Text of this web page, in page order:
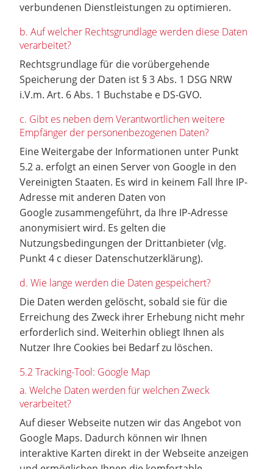
verbundenen Dienstleistungen zu optimieren.
b. Auf welcher Rechtsgrundlage werden diese Daten
verarbeitet?
Rechtsgrundlage für die vorübergehende
Speicherung der Daten ist § 3 Abs. 1 DSG NRW
i.V.m. Art. 6 Abs. 1 Buchstabe e DS-GVO.
c. Gibt es neben dem Verantwortlichen weitere
Empfänger der personenbezogenen Daten?
Eine Weitergabe der Informationen unter Punkt
5.2 a. erfolgt an einen Server von Google in den
Vereinigten Staaten. Es wird in keinem Fall Ihre IP-
Adresse mit anderen Daten von
Google zusammengeführt, da Ihre IP-Adresse
anonymisiert wird. Es gelten die
Nutzungsbedingungen der Drittanbieter (vlg.
Punkt 4 c dieser Datenschutzerklärung).
d. Wie lange werden die Daten gespeichert?
Die Daten werden gelöscht, sobald sie für die
Erreichung des Zweck ihrer Erhebung nicht mehr
erforderlich sind. Weiterhin obliegt Ihnen als
Nutzer Ihre Cookies bei Bedarf zu löschen.
5.2 Tracking-Tool: Google Map
a. Welche Daten werden für welchen Zweck
verarbeitet?
Auf dieser Webseite nutzen wir das Angebot von
Google Maps. Dadurch können wir Ihnen
interaktive Karten direkt in der Webseite anzeigen